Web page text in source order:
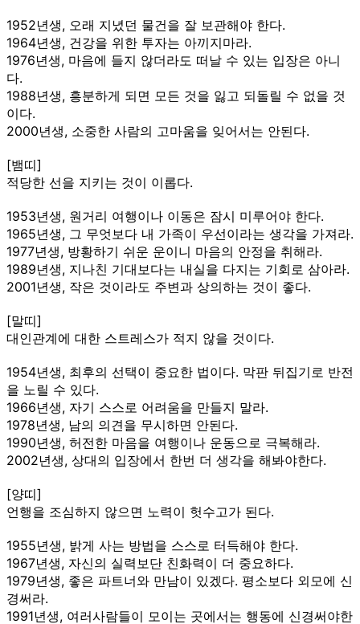
1952년생, 오래 지녔던 물건을 잘 보관해야 한다.
1964년생, 건강을 위한 투자는 아끼지마라.
1976년생, 마음에 들지 않더라도 떠날 수 있는 입장은 아니
다.
1988년생, 흥분하게 되면 모든 것을 잃고 되돌릴 수 없을 것
이다.
2000년생, 소중한 사람의 고마움을 잊어서는 안된다.
[뱀띠]
적당한 선을 지키는 것이 이롭다.
1953년생, 원거리 여행이나 이동은 잠시 미루어야 한다.
1965년생, 그 무엇보다 내 가족이 우선이라는 생각을 가져라.
1977년생, 방황하기 쉬운 운이니 마음의 안정을 취해라.
1989년생, 지나친 기대보다는 내실을 다지는 기회로 삼아라.
2001년생, 작은 것이라도 주변과 상의하는 것이 좋다.
[말띠]
대인관계에 대한 스트레스가 적지 않을 것이다.
1954년생, 최후의 선택이 중요한 법이다. 막판 뒤집기로 반전
을 노릴 수 있다.
1966년생, 자기 스스로 어려움을 만들지 말라.
1978년생, 남의 의견을 무시하면 안된다.
1990년생, 허전한 마음을 여행이나 운동으로 극복해라.
2002년생, 상대의 입장에서 한번 더 생각을 해봐야한다.
[양띠]
언행을 조심하지 않으면 노력이 헛수고가 된다.
1955년생, 밝게 사는 방법을 스스로 터득해야 한다.
1967년생, 자신의 실력보단 친화력이 더 중요하다.
1979년생, 좋은 파트너와 만남이 있겠다. 평소보다 외모에 신
경써라.
1991년생, 여러사람들이 모이는 곳에서는 행동에 신경써야한